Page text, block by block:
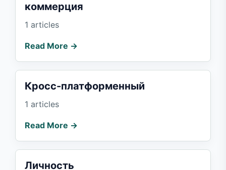
коммерция
1 articles
Read More →
Кросс-платформенный
1 articles
Read More →
Личность